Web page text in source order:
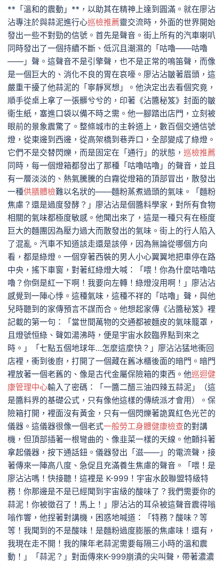
**「溫和的震動」**，以助其在精神上達到圓滿。就在廖沾
沾專注於與蒜泥進行心巡檢推薦靈交流時，外面的世界開始
發出一些不對勁的信號。首先是聲音。街上所有的汽車喇叭
同時發出了一個持續不斷、低沉且潮濕的「咕嚕——咕嚕
——」聲。這聲音不是引擎聲，也不是正常的鳴笛聲，而像
是一個巨大的、消化不良的胃在哀嚎。廖沾沾皺著眉頭，這
嚴重干擾了他蒜泥的「寧靜冥想」。他決定出去看個究竟，
順手從桌上拿了一張髒兮兮的，印著《沾醬秘笈》封面的皺
衛生紙，塞進口袋以備不時之需。他一腳踏出店門，立刻被
眼前的景象震驚了。整條城市的主幹道上，數百個交通信號
燈，從東邊到西邊，從高架橋到巷弄口，全部變成了綠燈。
它們不是交替閃爍，而是固定在「通行」的狀態， 巡檢推薦
同時，每一個燈箱都發出了那種「咕嚕咕嚕」的聲音，並且
有一層淡淡的、熱氣騰騰的白霧從燈箱的頂部冒出，散發出
一種供膳體檢難以名狀的——麵粉蒸煮過頭的氣味。「麵粉
焦慮？還是過度發酵？」廖沾沾是個醬料學家，對所有食物
相關的氣味都極度敏感。他聞出來了，這是一種只有在極度
巨大的麵團因為壓力過大而散發出的氣味。街上的行人陷入
了混亂。汽車不知道該走還是該停，因為無論從哪個方向
看，都是綠燈。一個穿著西裝的男人小心翼翼地把車停在路
中央，搖下車窗，對著紅綠燈大喊：「喂！你為什麼咕嚕咕
嚕？你倒是紅一下啊！我要向左轉！綠燈沒用啊！」廖沾沾
感覺到一陣心悸。這種氣味，這種不祥的「咕嚕」聲，與他
兒時聽到的家傳預言不謀而合。他想起家傳《沾醬秘笈》裡
記載的第一句：「當世間萬物的交通都被麵皮的氣味籠罩，
且燈號恒綠、聲如湯沸時，便是宇宙水餃臨界點到來之
時。」「七點五個地球年…怎麼這麼快？」廖沾沾猛地衝回
店裡，衝到後廚，打開了一個藏在舊冰櫃後面的暗門。暗門
裡放著一個老舊的、像是古代金屬保險箱的東西。他巡迴健
康管理中心輸入了密碼：「一醬二醋三油四辣五蒜泥」（這
是醬料界的基礎公式，只有像他這樣的傳統派才會用）。保
險箱打開，裡面沒有黃金，只有一個閃爍著詭異紅色光芒的
儀器。這儀器很像一個老式一般勞工身體健康檢查的對講
機，但頂部插著一根彎曲的、像韭菜一樣的天線。他顫抖著
拿起儀器，按下通話鈕。儀器發出「滋——」的電流聲，接
著傳來一陣高八度、急促且充滿養生焦慮的聲音。「喂！是
廖沾沾嗎！快接聽！這裡是 K-999！宇宙水餃聯盟特級特
務！你那邊是不是已經聞到宇宙級的酸味了？我們需要你的
蒜泥！你被徵召了！馬上！」廖沾沾的耳朵被這聲音震得嗡
嗡作響，他捏著對講機，困惑地喊道：「特務？酸味？等
等！我聞到的不是酸味！是麵粉過度膨脹的焦慮味！還有，
我現在走不開！我的陳年老蒜泥需要每隔三小時的溫和震
動！」「蒜泥？」對面傳來K-999崩潰的尖叫聲，帶著濃濃